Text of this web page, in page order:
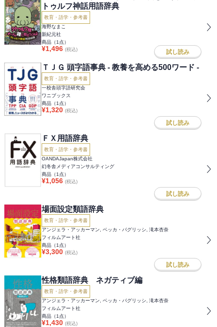
トゥルフ神話用語辞典
教育・語学・参考書
海野なまこ
新紀元社
商品（1 点）
¥1,496 (税込) 試し読み
ＴＪＧ 頭字語事典 - 教養を高める500ワード -
教育・語学・参考書
一校舎頭字語研究会
ワニブックス
商品（1 点）
¥1,320 (税込)
試し読み
ＦＸ用語辞典
教育・語学・参考書
OANDAJapan株式会社
幻冬舎メディアコンサルティング
商品（1 点）
¥1,056 (税込)
試し読み
場面設定類語辞典
教育・語学・参考書
アンジェラ・アッカーマン, ベッカ・パグリッシ, 滝本杏奈
フィルムアート社
商品（1 点）
¥3,300 (税込)
試し読み
性格類語辞典 ネガティブ編
教育・語学・参考書
アンジェラ・アッカーマン, ベッカ・パグリッシ, 滝本杏奈
フィルムアート社
商品（1 点）
¥1,430 (税込)